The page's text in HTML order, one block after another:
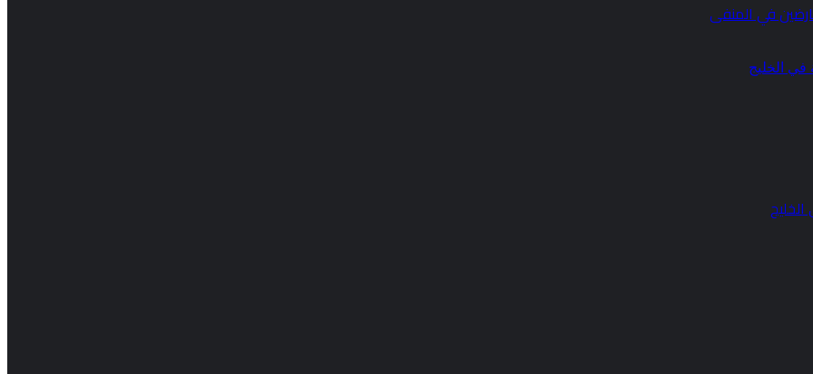
في المنفى